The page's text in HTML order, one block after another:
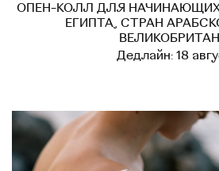
ОПЕН-КОЛЛ ДЛЯ
ЕГИПТА, СТРАН
Дедлайн: 18